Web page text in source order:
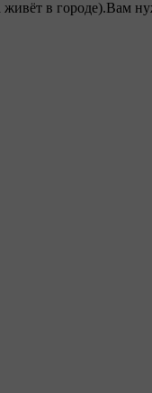
в городе).Вам